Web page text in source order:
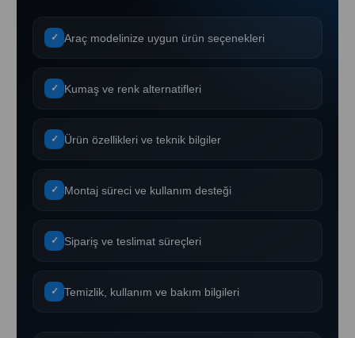
✓ Araç modelinize uygun ürün seçenekleri
✓ Kumaş ve renk alternatifleri
✓ Ürün özellikleri ve teknik bilgiler
✓ Montaj süreci ve kullanım desteği
✓ Sipariş ve teslimat süreçleri
✓ Temizlik, kullanım ve bakım bilgileri